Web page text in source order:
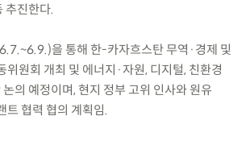
추진한다.
을 통해 한-카자흐스탄 무역·경제 및
위원회 개최 및 에너지·자원, 디지털, 친환경
의 예정이며, 현지 정부 고위 인사와 원유
트 협력 협의 계획임.